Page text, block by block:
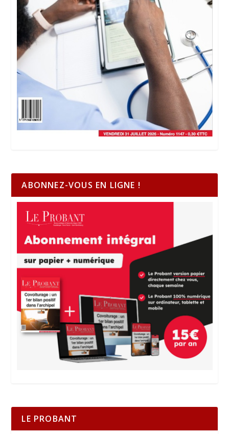
ABONNEZ-VOUS EN LIGNE !
LE PROBANT